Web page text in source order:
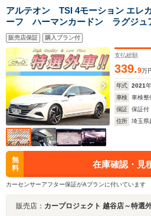
アルテオン TSI 4モーション エレ
ーフ ハーマンカードン ラグジ
ナビ 360度カメラ パーキングア
ル&シートヒーター 電動リアゲ
USB Bluetooth ワイヤレス充
販売店保証 購入プラン付
支払総額
339.9万
年式 2021年
車検
車検整
保証
保証付
住所
埼玉県
無
料
在庫確認・見
カーセンサーアフター保証がAプランに付いています
販売店： カープロジェクト 越谷店～特選